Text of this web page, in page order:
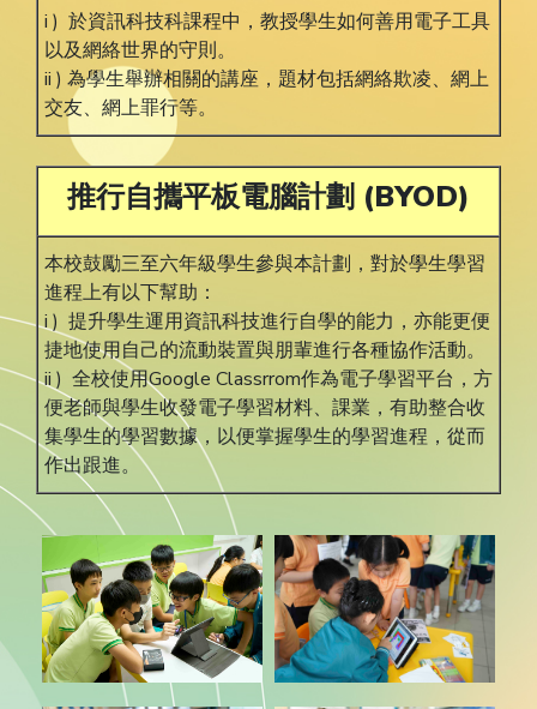
i ) 於資訊科技科課程中，教授學生如何善用電子工具
以及網絡世界的守則。
ii ) 為學生舉辦相關的講座，題材包括網絡欺凌、網上
交友、網上罪行等。
推行自攜平板電腦計劃 (BYOD)
本校鼓勵三至六年級學生參與本計劃，對於學生學習
進程上有以下幫助：
i ) 提升學生運用資訊科技進行自學的能力，亦能更便
捷地使用自己的流動裝置與朋輩進行各種協作活動。
ii ) 全校使用Google Classrrom作為電子學習平台，方
便老師與學生收發電子學習材料、課業，有助整合收
集學生的學習數據，以便掌握學生的學習進程，從而
作出跟進。